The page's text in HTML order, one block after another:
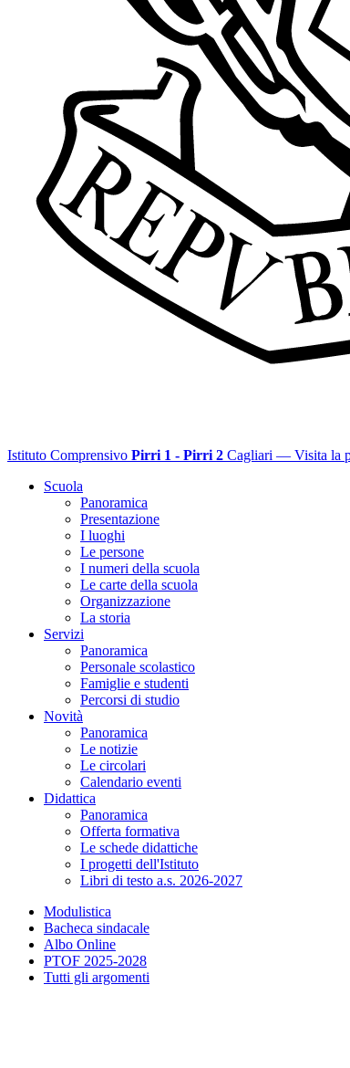
Istituto Comprensivo Pirri 1 - Pirri 2 Cagliari — Visita la
Scuola
Panoramica
Presentazione
I luoghi
Le persone
I numeri della scuola
Le carte della scuola
Organizzazione
La storia
Servizi
Panoramica
Personale scolastico
Famiglie e studenti
Percorsi di studio
Novità
Panoramica
Le notizie
Le circolari
Calendario eventi
Didattica
Panoramica
Offerta formativa
Le schede didattiche
I progetti dell'Istituto
Libri di testo a.s. 2026-2027
Modulistica
Bacheca sindacale
Albo Online
PTOF 2025-2028
Tutti gli argomenti